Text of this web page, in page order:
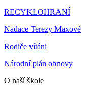
RECYKLOHRANÍ
Nadace Terezy Maxové
Rodiče vítáni
Národní plán obnovy
O naší škole